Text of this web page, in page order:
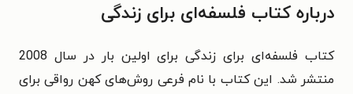
درباره کتاب فلسفه‌ای برای زندگی
کتاب فلسفه‌ای برای زندگی برای اولین بار در سال 2008
منتشر شد. این کتاب با نام فرعی روش‌های کهن رواقی برای